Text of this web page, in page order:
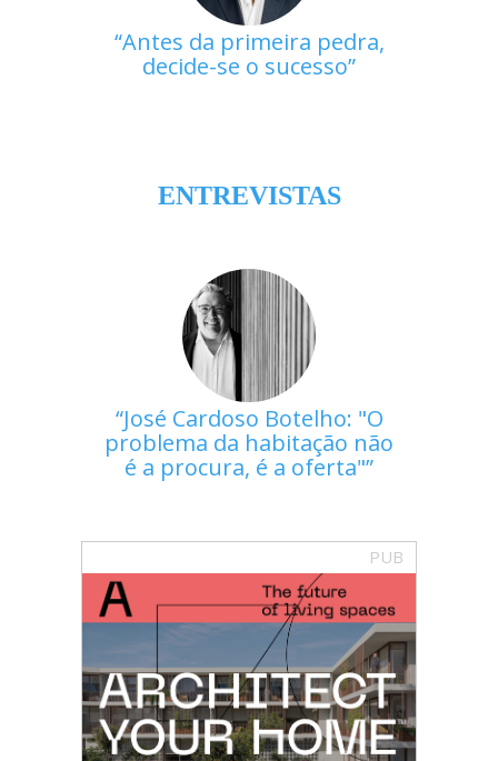
Antes da primeira pedra,
decide-se o sucesso
ENTREVISTAS
José Cardoso Botelho: "O
problema da habitação não
é a procura, é a oferta"
PUB